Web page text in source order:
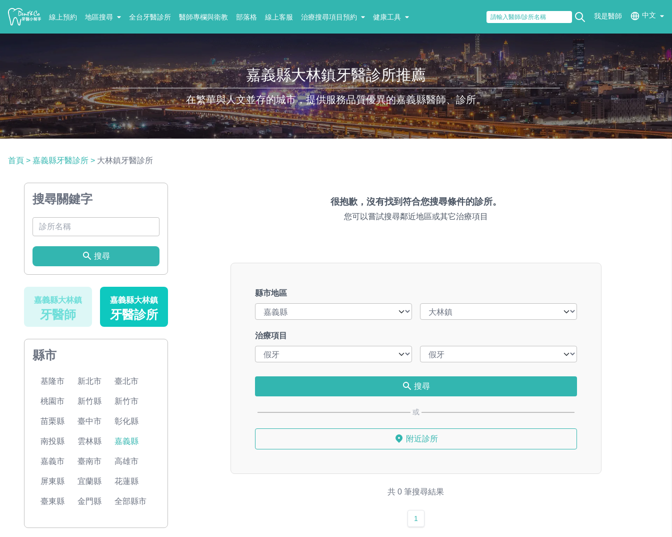
線上預約 地區搜尋 全台牙醫診所 醫師專欄與衛教 部落格 線上客服 治療搜尋項目預約 健康工具 我是醫師 中文
嘉義縣大林鎮牙醫診所推薦
在繁華與人文並存的城市，提供服務品質優異的嘉義縣醫師、診所。
首頁 > 嘉義縣牙醫診所 > 大林鎮牙醫診所
搜尋關鍵字
搜尋
嘉義縣大林鎮
牙醫師
嘉義縣大林鎮
牙醫診所
縣市
基隆市 新北市 臺北市
桃園市 新竹縣 新竹市
苗栗縣 臺中市 彰化縣
南投縣 雲林縣 嘉義縣
嘉義市 臺南市 高雄市
屏東縣 宜蘭縣 花蓮縣
臺東縣 金門縣 全部縣市
很抱歉，沒有找到符合您搜尋條件的診所。
您可以嘗試搜尋鄰近地區或其它治療項目
縣市地區
治療項目
搜尋
或
附近診所
共 0 筆搜尋結果
1